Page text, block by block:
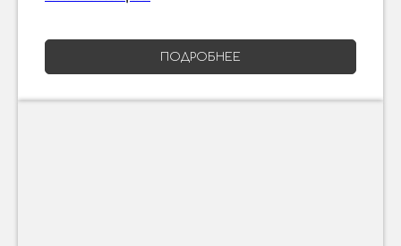
ПОДРОБНЕЕ